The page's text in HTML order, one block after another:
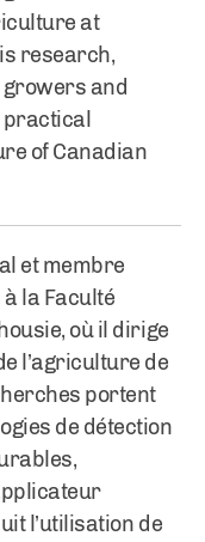
at
research,
and
of Canadian
et membre
la Faculté
où il dirige
l’agriculture de
portent
de détection
l’utilisation de